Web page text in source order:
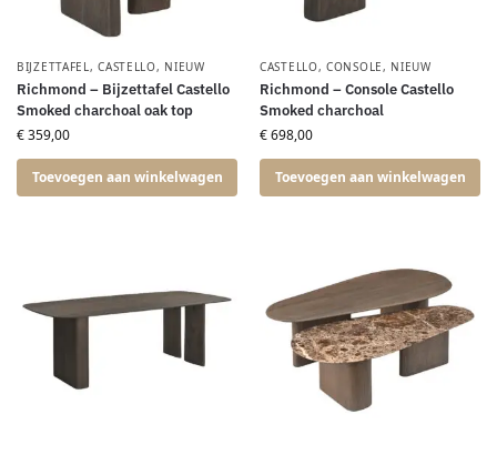
BIJZETTAFEL,CASTELLO, NIEUW
Richmond – Bijzettafel Castello
Smoked charchoal oak top
€359,00
Toevoegen aan winkelwagen
CASTELLO,CONSOLE, NIEUW
Richmond – Console Castello
Smoked charchoal
€698,00
Toevoegen aan winkelwagen